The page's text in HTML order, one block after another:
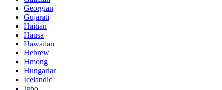
Georgian
Gujarati
Haitian
Hausa
Hawaiian
Hebrew
Hmong
Hungarian
Icelandic
Igbo